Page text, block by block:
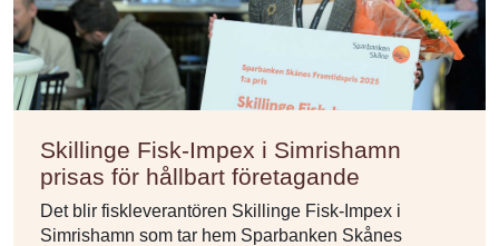
Skillinge Fisk-Impex i Simrishamn
prisas för hållbart företagande
Det blir fiskleverantören Skillinge Fisk-Impex i
Simrishamn som tar hem Sparbanken Skånes